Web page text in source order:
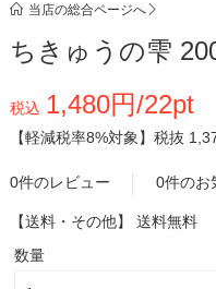
当店の総合ページへ
ちきゅうの雫
税込 1,480円/22pt
【軽減税率8%対象】 税抜
0件のレビュー 0件のお
【送料・その他】 送料無料
数量